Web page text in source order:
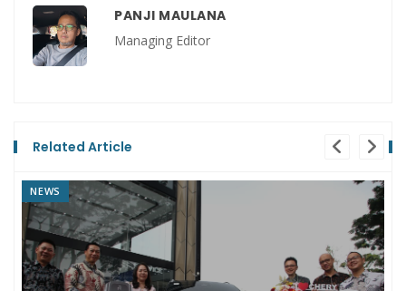
PANJI MAULANA
Managing Editor
Related Article
NEWS